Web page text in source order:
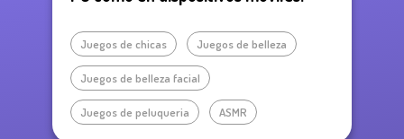
Juegos de chicas Juegos de belleza
Juegos de belleza facial
Juegos de peluqueria ASMR